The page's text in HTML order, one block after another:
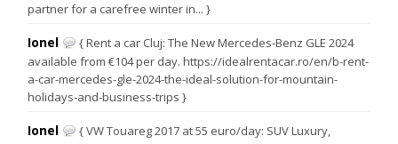
partner for a carefree winter in... }
Ionel
{ Rent a car Cluj: The New Mercedes-Benz GLE 2024
available from €104 per day. https://idealrentacar.ro/en/b-rent-
a-car-mercedes-gle-2024-the-ideal-solution-for-mountain-
holidays-and-business-trips }
Ionel
{ VW Touareg 2017 at 55 euro/day: SUV Luxury,